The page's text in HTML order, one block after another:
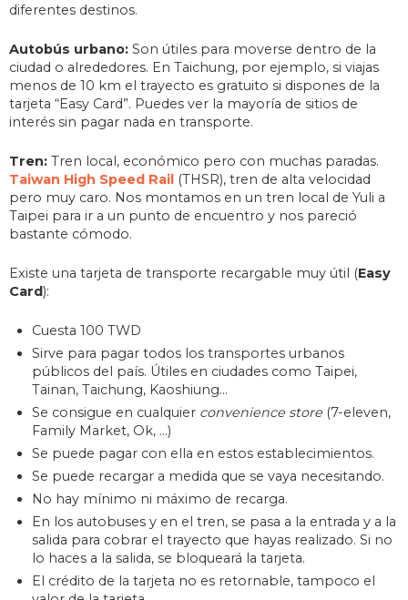
diferentes destinos.
Autobús urbano: Son útiles para moverse dentro de la
ciudad o alrededores. En Taichung, por ejemplo, si viajas
menos de 10 km el trayecto es gratuito si dispones de la
tarjeta “Easy Card”. Puedes ver la mayoría de sitios de
interés sin pagar nada en transporte.
Tren: Tren local, económico pero con muchas paradas.
Taiwan High Speed Rail (THSR), tren de alta velocidad
pero muy caro. Nos montamos en un tren local de Yuli a
Taipei para ir a un punto de encuentro y nos pareció
bastante cómodo.
Existe una tarjeta de transporte recargable muy útil (Easy
Card):
Cuesta 100 TWD
Sirve para pagar todos los transportes urbanos
públicos del país. Útiles en ciudades como Taipei,
Tainan, Taichung, Kaoshiung…
Se consigue en cualquier convenience store (7-eleven,
Family Market, Ok, …)
Se puede pagar con ella en estos establecimientos.
Se puede recargar a medida que se vaya necesitando.
No hay mínimo ni máximo de recarga.
En los autobuses y en el tren, se pasa a la entrada y a la
salida para cobrar el trayecto que hayas realizado. Si no
lo haces a la salida, se bloqueará la tarjeta.
El crédito de la tarjeta no es retornable, tampoco el